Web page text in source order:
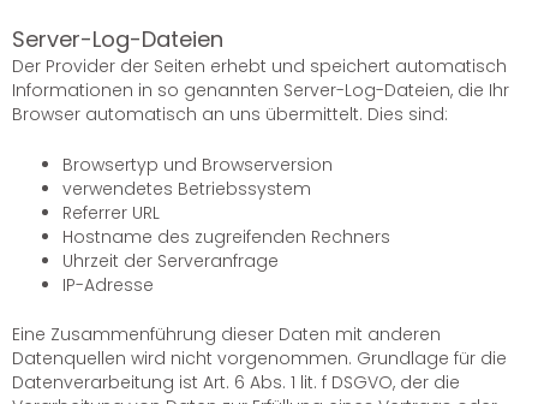
Server-Log-Dateien
Der Provider der Seiten erhebt und speichert automatisch
Informationen in so genannten Server-Log-Dateien, die Ihr
Browser automatisch an uns übermittelt. Dies sind:
Browsertyp und Browserversion
verwendetes Betriebssystem
Referrer URL
Hostname des zugreifenden Rechners
Uhrzeit der Serveranfrage
IP-Adresse
Eine Zusammenführung dieser Daten mit anderen
Datenquellen wird nicht vorgenommen. Grundlage für die
Datenverarbeitung ist Art. 6 Abs. 1 lit. f DSGVO, der die